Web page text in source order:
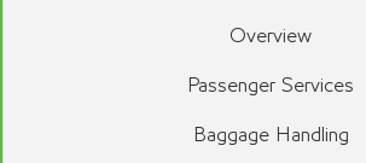
Overview
Passenger Services
Baggage Handling